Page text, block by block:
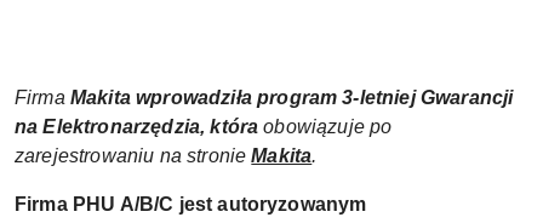
Firma Makita wprowadziła program3-letniej Gwarancji
na Elektronarzędzia, któraobowiązuje po
zarejestrowaniu na stronieMakita.
Firma PHU A/B/C jest autoryzowanym